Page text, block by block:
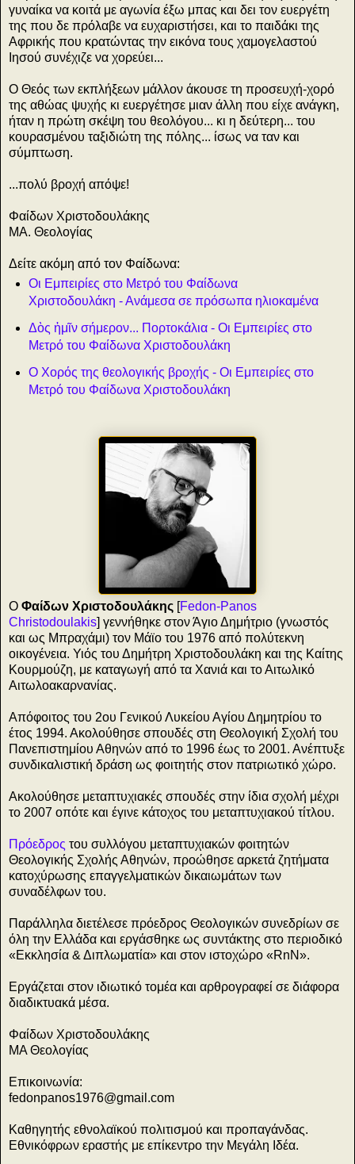
γυναίκα να κοιτά με αγωνία έξω μπας και δει τον ευεργέτη
της που δε πρόλαβε να ευχαριστήσει, και το παιδάκι της
Αφρικής που κρατώντας την εικόνα τους χαμογελαστού
Ιησού συνέχιζε να χορεύει...
Ο Θεός των εκπλήξεων μάλλον άκουσε τη προσευχή-χορό
της αθώας ψυχής κι ευεργέτησε μιαν άλλη που είχε ανάγκη,
ήταν η πρώτη σκέψη του θεολόγου... κι η δεύτερη... του
κουρασμένου ταξιδιώτη της πόλης... ίσως να ταν και
σύμπτωση.
...πολύ βροχή απόψε!
Φαίδων Χριστοδουλάκης
ΜΑ. Θεολογίας
Δείτε ακόμη από τον Φαίδωνα:
Οι Εμπειρίες στο Μετρό του Φαίδωνα
Χριστοδουλάκη - Ανάμεσα σε πρόσωπα ηλιοκαμένα
Δὸς ἡμῖν σήμερον... Πορτοκάλια - Οι Εμπειρίες στο
Μετρό του Φαίδωνα Χριστοδουλάκη
Ο Χορός της θεολογικής βροχής - Οι Εμπειρίες στο
Μετρό του Φαίδωνα Χριστοδουλάκη
Ο Φαίδων Χριστοδουλάκης [Fedon-Panos
Christodoulakis] γεννήθηκε στον Άγιο Δημήτριο (γνωστός
και ως Μπραχάμι) τον Μάϊο του 1976 από πολύτεκνη
οικογένεια. Υιός του Δημήτρη Χριστοδουλάκη και της Καίτης
Κουρμούζη, με καταγωγή από τα Χανιά και το Αιτωλικό
Αιτωλοακαρνανίας.
Απόφοιτος του 2ου Γενικού Λυκείου Αγίου Δημητρίου το
έτος 1994. Ακολούθησε σπουδές στη Θεολογική Σχολή του
Πανεπιστημίου Αθηνών από το 1996 έως το 2001. Ανέπτυξε
συνδικαλιστική δράση ως φοιτητής στον πατριωτικό χώρο.
Ακολούθησε μεταπτυχιακές σπουδές στην ίδια σχολή μέχρι
το 2007 οπότε και έγινε κάτοχος του μεταπτυχιακού τίτλου.
Πρόεδρος του συλλόγου μεταπτυχιακών φοιτητών
Θεολογικής Σχολής Αθηνών, προώθησε αρκετά ζητήματα
κατοχύρωσης επαγγελματικών δικαιωμάτων των
συναδέλφων του.
Παράλληλα διετέλεσε πρόεδρος Θεολογικών συνεδρίων σε
όλη την Ελλάδα και εργάσθηκε ως συντάκτης στο περιοδικό
«Εκκλησία & Διπλωματία» και στον ιστοχώρο «RnN».
Εργάζεται στον ιδιωτικό τομέα και αρθρογραφεί σε διάφορα
διαδικτυακά μέσα.
Φαίδων Χριστοδουλάκης
MA Θεολογίας
Επικοινωνία:
fedonpanos1976@gmail.com
Καθηγητής εθνολαϊκού πολιτισμού και προπαγάνδας.
Εθνικόφρων εραστής με επίκεντρο την Μεγάλη Ιδέα.